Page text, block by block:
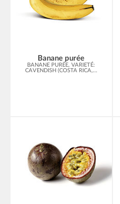
Banane purée
BANANE PURÉE, VARIETÉ:
CAVENDISH (COSTA RICA,...